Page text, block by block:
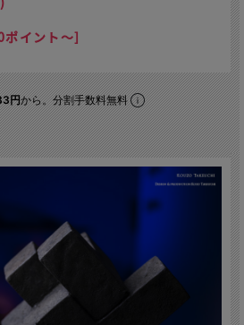
イント～]
円から。分割手数料無料